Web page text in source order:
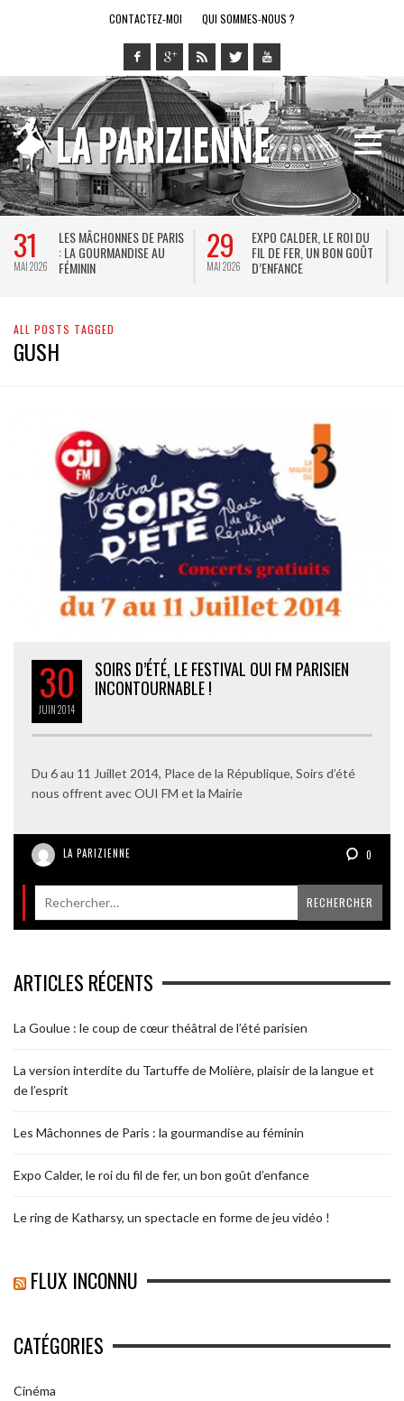
CONTACTEZ-MOI QUI SOMMES-NOUS ?
31
MAI 2026
LES MÂCHONNES DE PARIS
: LA GOURMANDISE AU
FÉMININ
29
MAI 2026
EXPO CALDER, LE ROI DU
FIL DE FER, UN BON GOÛT
D’ENFANCE
ALL POSTS TAGGED
GUSH
30
JUIN2014
SOIRS D’ÉTÉ, LE FESTIVAL OUI FM PARISIEN
INCONTOURNABLE !
Du 6 au 11 Juillet 2014, Place de la République, Soirs d’été
nous offrent avec OUI FM et la Mairie
LA PARIZIENNE 0
ARTICLES RÉCENTS
La Goulue : le coup de cœur théâtral de l’été parisien
La version interdite du Tartuffe de Molière, plaisir de la langue et
de l’esprit
Les Mâchonnes de Paris : la gourmandise au féminin
Expo Calder, le roi du fil de fer, un bon goût d’enfance
Le ring de Katharsy, un spectacle en forme de jeu vidéo !
FLUX INCONNU
CATÉGORIES
Cinéma